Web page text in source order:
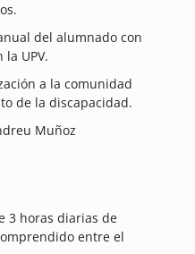
del alumnado con
UPV.
a la comunidad
de la discapacidad.
Muñoz
3 horas diarias de
entre el